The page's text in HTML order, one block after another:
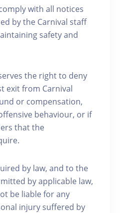
with all notices
by the Carnival staff
safety and
the right to deny
exit from Carnival
or compensation,
behaviour, or if
that the
by law, and to the
by applicable law,
be liable for any
injury suffered by